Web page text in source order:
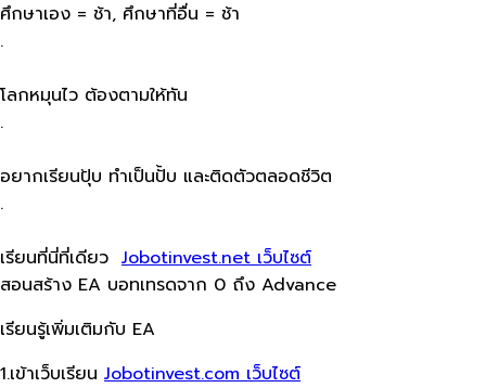
ศึกษาเอง = ช้า, ศึกษาที่อื่น = ช้า
.
โลกหมุนไว​ ต้องตามให้ทัน
.
อยากเรียนปุ้บ​ ทำ​เป็นปั้บ​ และติดตัวตลอดชีวิต
.
เรียนที่นี่ที่เดียว​ ​ Jobotinvest.net เว็บไซต์
สอนสร้าง​ EA บอทเทรด​จาก​ 0​ ถึง Advance
เรียนรู้เพิ่มเติมกับ EA
1.เข้าเว็บ​เรียน Jobotinvest.com เว็บไซต์